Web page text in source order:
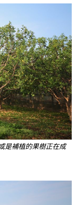
補植的果樹正在成